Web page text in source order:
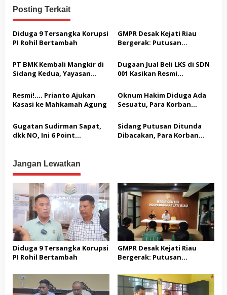
g
a
s
i
p
o
s
Posting Terkait
Diduga 9 Tersangka Korupsi
PI Rohil Bertambah
GMPR Desak Kejati Riau
Bergerak: Putusan
Miliar Ditelaah
Peruntukannya
PT BMK Kembali Mangkir di
Sidang Kedua, Yayasan
Hukum
Dugaan Jual Beli LKS di SDN
001 Kasikan Resmi
Kampar, Pemred – Pimum
Metroterkini.id Desak Usut
Kasus Ini
Resmi!…. Prianto Ajukan
Kasasi ke Mahkamah Agung
Oknum Hakim Diduga Ada
Sesuatu, Para Korban
ketua Jak – Sel, Ke MA, KY,
DPR Komisi III dan KPK
Gugatan Sudirman Sapat,
dkk NO, Ini 6 Point
Sidang Putusan Ditunda
Dibacakan, Para Korban
Jangan Lewatkan
Diduga 9 Tersangka Korupsi
PI Rohil Bertambah
GMPR Desak Kejati Riau
Bergerak: Putusan
Miliar Ditelaah
Peruntukannya